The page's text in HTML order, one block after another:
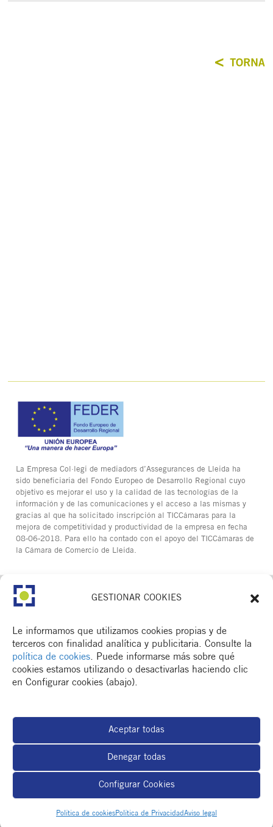
GESTIONAR COOKIES
Le informamos que utilizamos cookies propias y de
terceros con finalidad analítica y publicitaria. Consulte la
política de cookies. Puede informarse más sobre qué
cookies estamos utilizando o desactivarlas haciendo clic
en Configurar cookies (abajo).
Aceptar todas
Denegar todas
Configurar Cookies
Política de cookiesPolítica de PrivacidadAviso legal
La Empresa Col·legi de mediadors d’Assegurances de Lleida ha
sido beneficiaria del Fondo Europeo de Desarrollo Regional cuyo
objetivo es mejorar el uso y la calidad de las tecnologías de la
información y de las comunicaciones y el acceso a las mismas y
gracias al que ha solicitado inscripción al TICCámaras para la
mejora de competitividad y productividad de la empresa en fecha
08-06-2018. Para ello ha contado con el apoyo del TICCámaras de
la Cámara de Comercio de Lleida.
CONTACTA
M. 672 018 236